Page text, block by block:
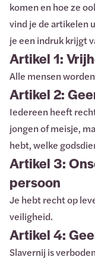
komen en hoe ze
vind je de artikelen
je een indruk krijgt
Artikel 1:
Alle mensen
Artikel 2:
Iedereen heeft
jongen of meisje,
hebt, welke
Artikel 3:
persoon
Je hebt recht op
veiligheid.
Artikel 4:
Slavernij is